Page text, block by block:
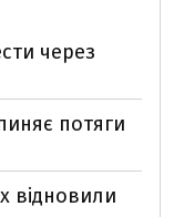
через
потяги
відновили